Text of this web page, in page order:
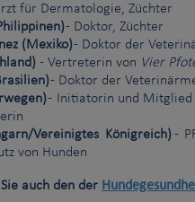
für Dermatologie, Züchter
- Doktor, Züchter
(Mexiko)- Doktor der
- Vertreterin von Vier
- Doktor der
- Initiatorin und Mitglied
Vereinigtes Königreich)-
von Hunden
auch den der